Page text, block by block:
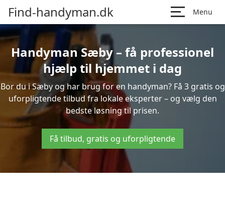
Find-handyman.dk Menu
Handyman Sæby – få professionel
hjælp til hjemmet i dag
Bor du i Sæby og har brug for en handyman? Få 3 gratis og
uforpligtende tilbud fra lokale eksperter – og vælg den
bedste løsning til prisen.
Få tilbud, gratis og uforpligtende